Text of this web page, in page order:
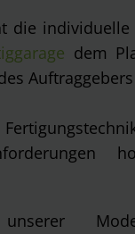
die
dem